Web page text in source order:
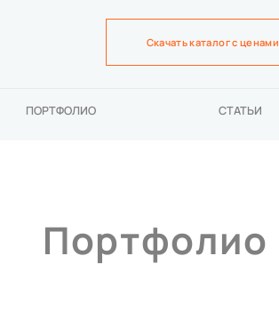
Скачать каталог с ценами
ПОРТФОЛИО СТАТЬИ
Портфолио